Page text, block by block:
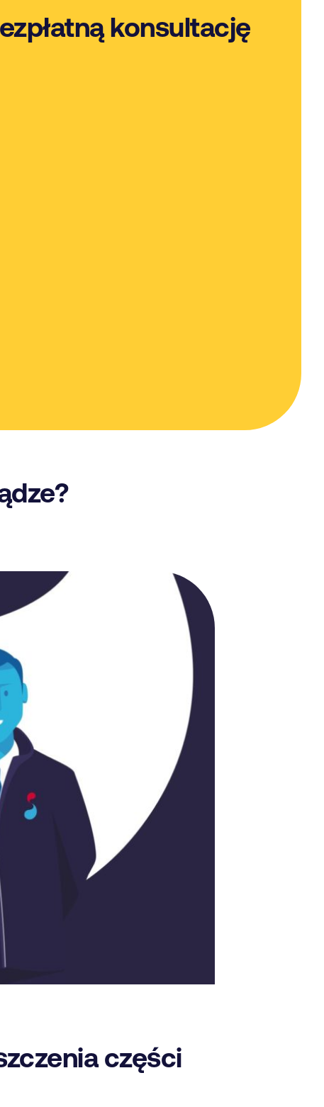
konsultację
części